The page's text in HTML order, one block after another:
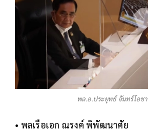
พล.อ.ประยุทธ์ จันทร์โอชา
• พลเรือเอก ณรงค์ พิพัฒนาศัย